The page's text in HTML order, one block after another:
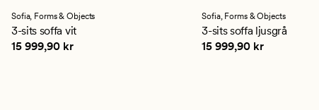
ett
genomsnittligt
betyg
på
Sofia, Forms & Objects
3-sits soffa vit
Pris 15 999,90 kr
15 999,90 kr
ett
genomsnittligt
betyg
på
Sofia, Forms & Objects
3-sits soffa ljusgrå
Pris 15 999,90 kr
15 999,90 kr